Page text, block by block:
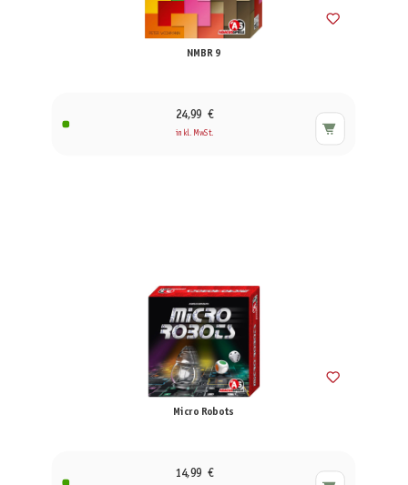
NMBR 9
24,99 €
inkl. MwSt.
Micro Robots
14,99 €